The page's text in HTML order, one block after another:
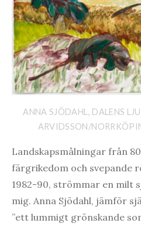
ANNA SJÖDAHL, DALENS
ARVIDSSON/
Landskapsmålningar från
färgrikedom och svepande
1982-90, strömmar en milt
mig. Anna Sjödahl, jämför
”ett lummigt grönskande